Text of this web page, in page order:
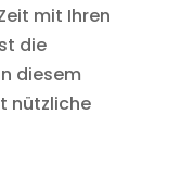
mit Ihren
die
diesem
nützliche